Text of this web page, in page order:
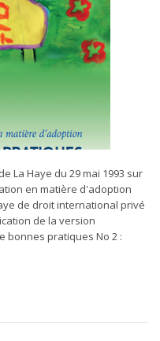
La Haye du 29 mai 1993 sur
en matière d'adoption
de droit international privé
de la version
bonnes pratiques No 2 :